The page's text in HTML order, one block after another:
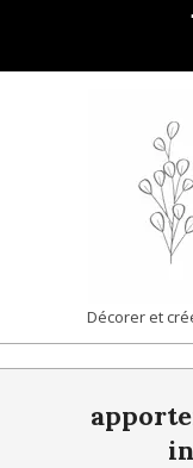
content
COCON
|
Décorer et